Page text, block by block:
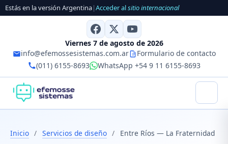
Estás en la versión Argentina|Acceder alsitio internacional
Viernes 7 de agosto de 2026
info@efemossesistemas.com.ar
Formulario de contacto
(011) 6155-8693
WhatsApp +54 9 11 6155-8693
Inicio / Servicios de diseño / Entre Ríos — La Fraternidad